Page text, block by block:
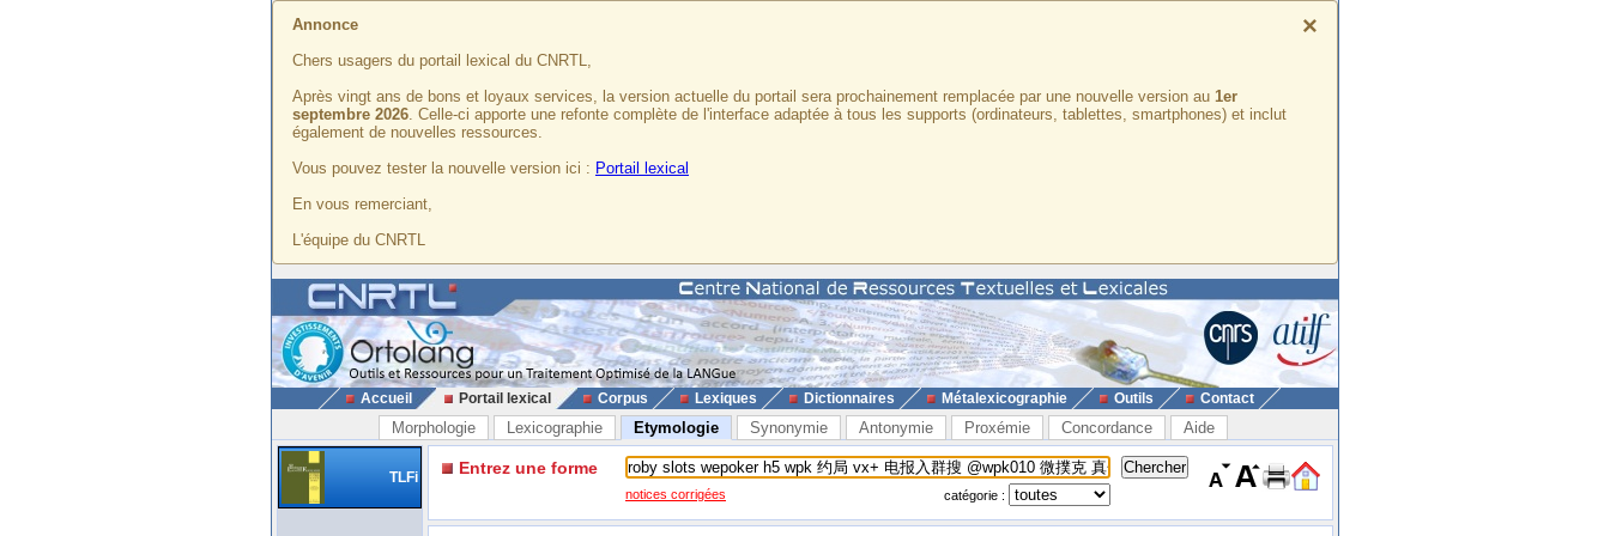
×
Annonce
Chers usagers du portail lexical du CNRTL,
Après vingt ans de bons et loyaux services, la version actuelle du portail sera prochainement remplacée par une nouvelle version au 1er
septembre 2026. Celle-ci apporte une refonte complète de l'interface adaptée à tous les supports (ordinateurs, tablettes, smartphones) et inclut
également de nouvelles ressources.
Vous pouvez tester la nouvelle version ici : Portail lexical
En vous remerciant,
L'équipe du CNRTL
Accueil Portail lexical Corpus Lexiques Dictionnaires Métalexicographie Outils Contact
Morphologie Lexicographie Etymologie Synonymie Antonymie Proxémie Concordance Aide
TLFi Entrez une forme
notices corrigées catégorie :